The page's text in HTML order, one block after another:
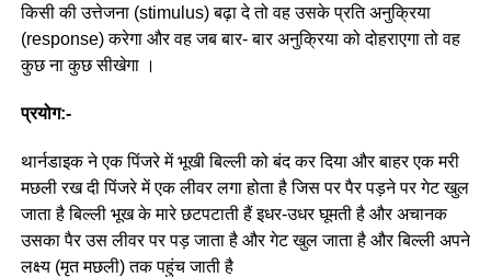
किसी की उत्तेजना (stimulus) बढ़ा दे तो वह उसके प्रति अनुक्रिया
(response) करेगा और वह जब बार- बार अनुक्रिया को दोहराएगा तो वह
कुछ ना कुछ सीखेगा ।
प्रयोग:-
थार्नडाइक ने एक पिंजरे में भूखी बिल्ली को बंद कर दिया और बाहर एक मरी
मछली रख दी पिंजरे में एक लीवर लगा होता है जिस पर पैर पड़ने पर गेट खुल
जाता है बिल्ली भूख के मारे छटपटाती हैं इधर-उधर घूमती है और अचानक
उसका पैर उस लीवर पर पड़ जाता है और गेट खुल जाता है और बिल्ली अपने
लक्ष्य (मृत मछली) तक पहुंच जाती है